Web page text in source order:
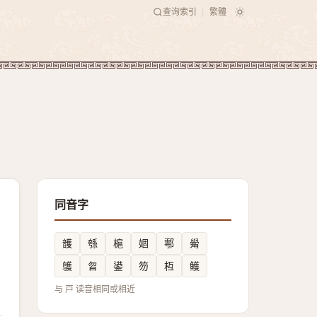
查询索引 繁體
同音字
頀 綔 槴 婟 鄠
觷
鹱
曶 鍙 笏 枑 鳠
与 戸 读音相同或相近